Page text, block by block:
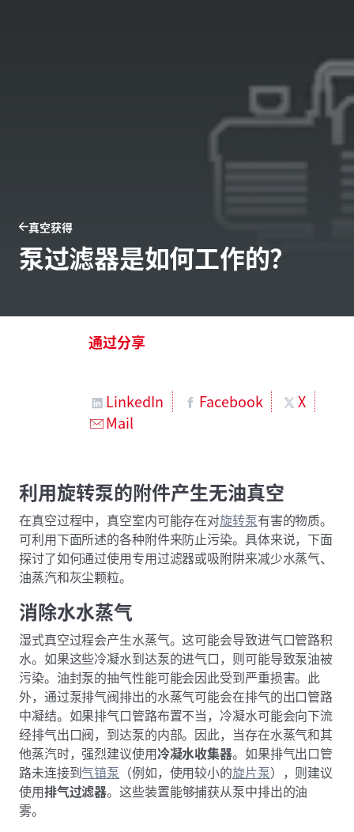
真空获得
泵过滤器是如何工作的？
通过分享
LinkedIn Facebook
X
Mail
利用旋转泵的附件产生无油真空
在真空过程中，真空室内可能存在对旋转泵有害的物质。
可利用下面所述的各种附件来防止污染。具体来说，下面
探讨了如何通过使用专用过滤器或吸附阱来减少水蒸气、
油蒸汽和灰尘颗粒。
消除水水蒸气
湿式真空过程会产生水蒸气。这可能会导致进气口管路积
水。如果这些冷凝水到达泵的进气口，则可能导致泵油被
污染。油封泵的抽气性能可能会因此受到严重损害。此
外，通过泵排气阀排出的水蒸气可能会在排气的出口管路
中凝结。如果排气口管路布置不当，冷凝水可能会向下流
经排气出口阀，到达泵的内部。因此，当存在水蒸气和其
他蒸汽时，强烈建议使用冷凝水收集器。如果排气出口管
路未连接到气镇泵 （例如，使用较小的旋片泵），则建议
使用排气过滤器。这些装置能够捕获从泵中排出的油
雾。